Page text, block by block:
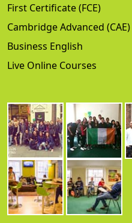
First Certificate (FCE)
Cambridge Advanced (CAE)
Business English
Live Online Courses